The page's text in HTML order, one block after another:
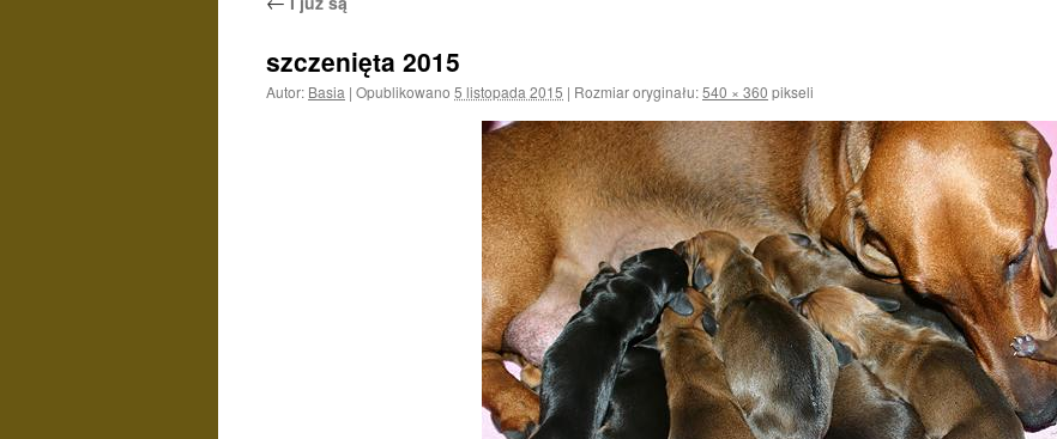
szczenięta 2015
Autor: Basia | Opublikowano 5 listopada 2015 | Rozmiar oryginału:540 × 360 pikseli